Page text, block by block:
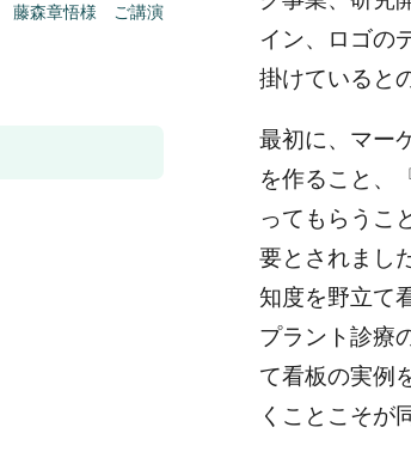
イン、ロゴの
掛けていると
最初に、マー
を作ること、
ってもらうこ
要とされまし
知度を野立て
プラント診療
て看板の実例
くことこそが
藤森章悟様 ご講演